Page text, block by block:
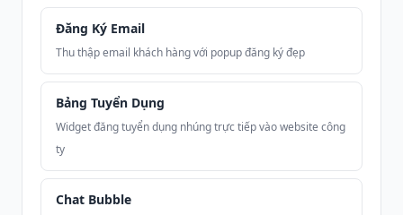
Đăng Ký Email
Thu thập email khách hàng với popup đăng ký đẹp
Bảng Tuyển Dụng
Widget đăng tuyển dụng nhúng trực tiếp vào website công
ty
Chat Bubble